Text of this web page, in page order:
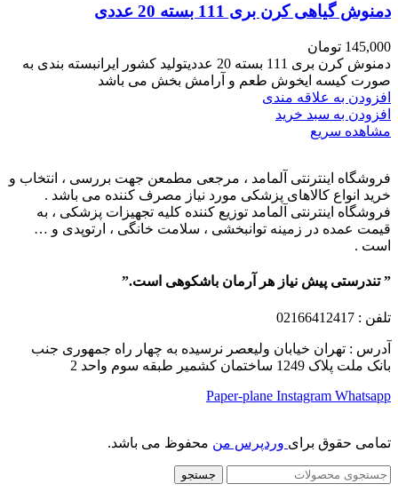
دمنوش گیاهی کرن بری 111 بسته 20 عددی
145,000 تومان
دمنوش کرن بری 111 بسته 20 عددیتولید کشور ایرانبسته بندی به
صورت کیسه ایخوش طعم و آرامش بخش می باشد
افزودن به علاقه مندی
افزودن به سبد خرید
مشاهده سریع
فروشگاه اینترنتی آلمامد ، مرجعی مطمعن جهت بررسی ، انتخاب و
خرید انواع کالاهای پزشکی مورد نیاز مصرف کننده می باشد .
فروشگاه اینترنتی آلمامد توزیع کننده کلیه تجهیزات پزشکی ، به
قیمت عمده در زمینه توانبخشی ، سلامت خانگی ، ارتوپدی و …
است .
” تندرستی پیش نیاز هر آرمان باشکوهی است.”
تلفن : 02166412417
آدرس : تهران خیابان ولیعصر نرسیده به چهار راه جمهوری جنب
بانک ملت پلاک 1249 ساختمان کشمیر طبقه سوم واحد 2
Paper-plane Instagram Whatsapp
تمامی حقوق برای وردپرس من محفوظ می باشد.
جستجو